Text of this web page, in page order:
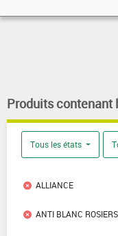
Produits contenant
Tous les états
ALLIANCE
ANTI BLANC